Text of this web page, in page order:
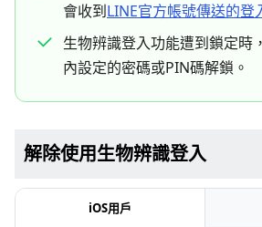
會收到LINE官方帳號傳送的登
生物辨識登入功能遭到鎖定時
內設定的密碼或PIN碼解鎖。
解除使用生物辨識登入
iOS用戶